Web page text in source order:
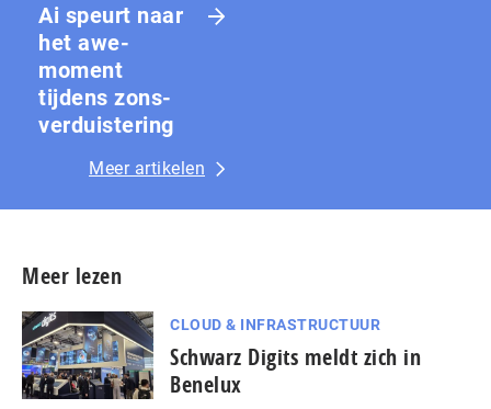
Ai speurt naar
het awe-
moment
tijdens zons­
ver­duis­te­ring
Meer artikelen
Meer lezen
CLOUD & INFRASTRUCTUUR
Schwarz Digits meldt zich in
Benelux